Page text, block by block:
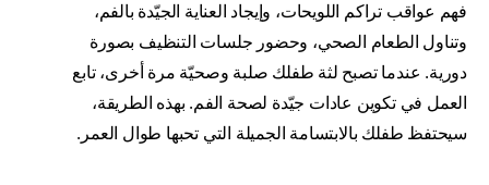
فهم عواقب تراكم اللويحات، وإيجاد العناية الجيّدة بالفم،
وتناول الطعام الصحي، وحضور جلسات التنظيف بصورة
دورية. عندما تصبح لثة طفلك صلبة وصحيّة مرة أخرى، تابع
العمل في تكوين عادات جيّدة لصحة الفم. بهذه الطريقة،
سيحتفظ طفلك بالابتسامة الجميلة التي تحبها طوال العمر.